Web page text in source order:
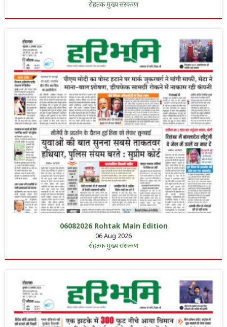
रोहतक मुख्य संस्करण
06082026 Rohtak Main Edition
06 Aug 2026
रोहतक मुख्य संस्करण